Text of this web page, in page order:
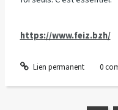
https://www.feiz.bzh/
Lien permanent 0